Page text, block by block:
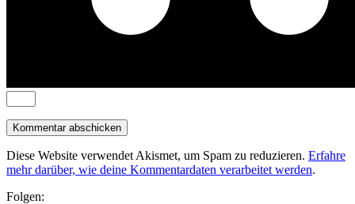
Diese Website verwendet Akismet, um Spam zu reduzieren. Erfahre
mehr darüber, wie deine Kommentardaten verarbeitet werden.
Folgen: